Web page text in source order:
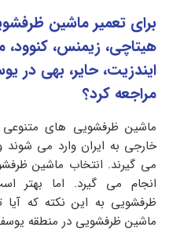
برای تعمیر ماشین
هیتاچی، زیمنس،
ایندزیت، حایر، بهی در
مراجعه کرد؟
ماشین ظرفشویی های
خارجی به ایران وارد می شوند
می گیرند. انتخاب ماشین
انجام می گیرد. اما بهتر
ظرفشویی به این نکته که آیا
ماشین ظرفشویی در منطقه یوسف